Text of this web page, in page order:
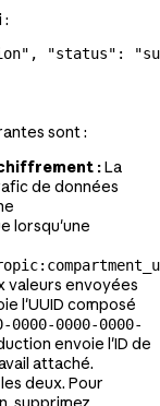
:
, "status" :
sont :
:La
de données
lorsqu'une
valeurs envoyées
l'UUID composé
0000-0000-0000-
envoie l'ID de
attaché.
deux. Pour